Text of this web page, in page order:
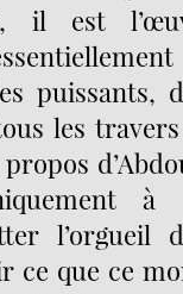
il est
puissants,
les
à
l’orgueil
ce que ce